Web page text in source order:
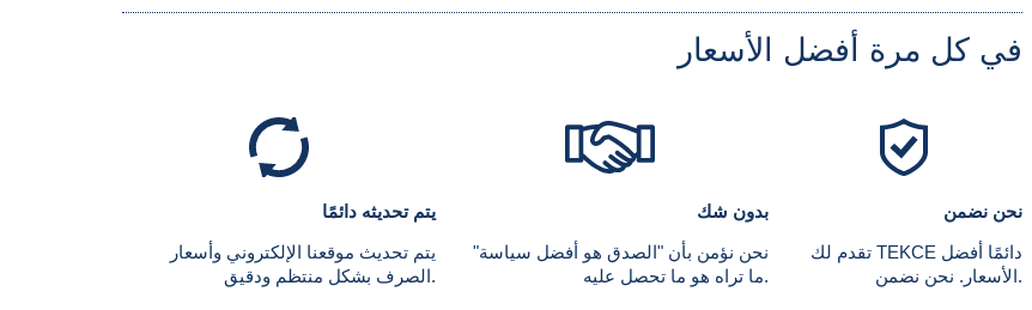
في كل مرة أفضل الأسعار
يتم تحديثه دائمًا
يتم تحديث موقعنا الإلكتروني وأسعار
الصرف بشكل منتظم ودقيق.
بدون شك
نحن نؤمن بأن "الصدق هو أفضل سياسة"
ما تراه هو ما تحصل عليه.
نحن نضمن
تقدم لك TEKCE دائمًا أفضل
الأسعار. نحن نضمن.